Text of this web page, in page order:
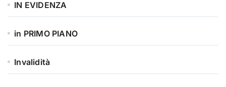
IN EVIDENZA
in PRIMO PIANO
Invalidità